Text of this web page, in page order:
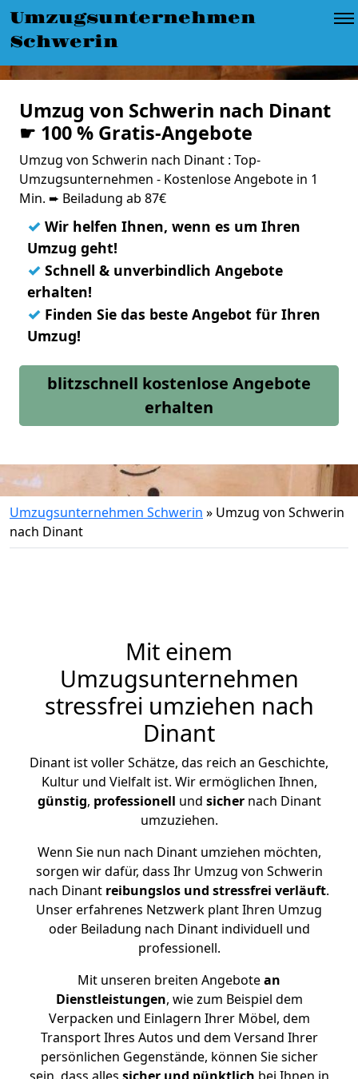
Umzugsunternehmen
Schwerin
Umzug von Schwerin nach Dinant
☛ 100 % Gratis-Angebote
Umzug von Schwerin nach Dinant : Top-
Umzugsunternehmen - Kostenlose Angebote in 1
Min. ➨ Beiladung ab 87€
✓ Wir helfen Ihnen, wenn es um Ihren
Umzug geht!
✓ Schnell & unverbindlich Angebote
erhalten!
✓ Finden Sie das beste Angebot für Ihren
Umzug!
blitzschnell kostenlose Angebote
erhalten
Umzugsunternehmen Schwerin » Umzug von Schwerin
nach Dinant
Mit einem
Umzugsunternehmen
stressfrei umziehen nach
Dinant
Dinant ist voller Schätze, das reich an Geschichte,
Kultur und Vielfalt ist. Wir ermöglichen Ihnen,
günstig, professionell und sichernach Dinant
umzuziehen.
Wenn Sie nun nach Dinant umziehen möchten,
sorgen wir dafür, dass Ihr Umzug von Schwerin
nach Dinant reibungslos und stressfrei verläuft.
Unser erfahrenes Netzwerk plant Ihren Umzug
oder Beiladung nach Dinant individuell und
professionell.
Mit unseren breiten Angebotean
Dienstleistungen, wie zum Beispiel dem
Verpacken und Einlagern Ihrer Möbel, dem
Transport Ihres Autos und dem Versand Ihrer
persönlichen Gegenstände, können Sie sicher